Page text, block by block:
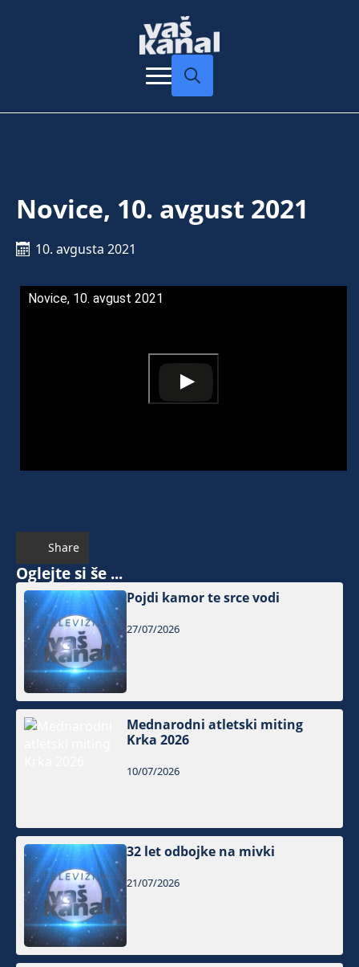
Novice, 10. avgust 2021
10. avgusta 2021
Novice, 10. avgust 2021
Share
Oglejte si še ...
Pojdi kamor te srce vodi
27/07/2026
Mednarodni atletski miting
Krka 2026
10/07/2026
32 let odbojke na mivki
21/07/2026